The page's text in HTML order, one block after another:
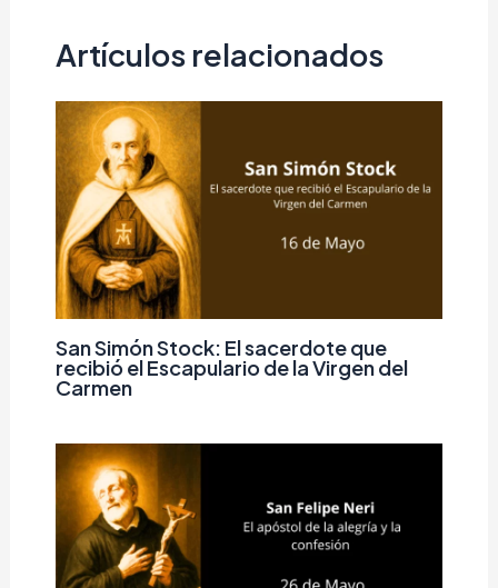
Artículos relacionados
San Simón Stock: El sacerdote que
recibió el Escapulario de la Virgen del
Carmen